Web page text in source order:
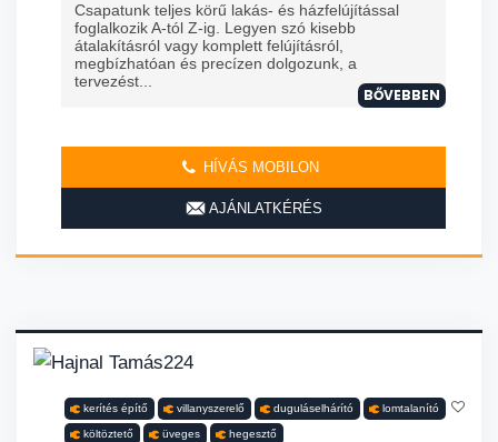
Csapatunk teljes körű lakás- és házfelújítással
foglalkozik A-tól Z-ig. Legyen szó kisebb
átalakításról vagy komplett felújításról,
megbízhatóan és precízen dolgozunk, a
tervezést...
BŐVEBBEN
HÍVÁS MOBILON
AJÁNLATKÉRÉS
kerítés építő villanyszerelő duguláselhárító lomtalanító
költöztető üveges hegesztő